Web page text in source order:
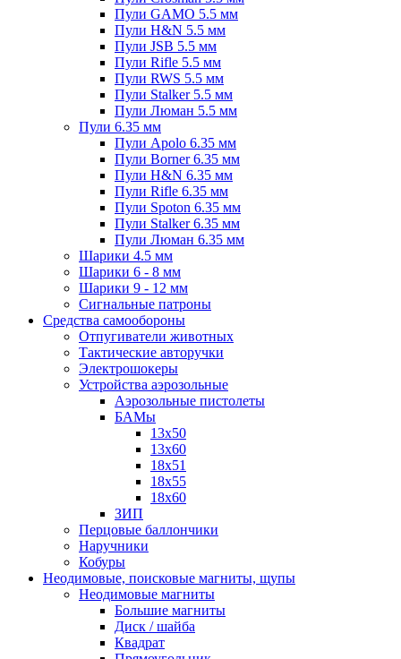
Пули GAMO 5.5 мм
Пули H&N 5.5 мм
Пули JSB 5.5 мм
Пули Rifle 5.5 мм
Пули RWS 5.5 мм
Пули Stalker 5.5 мм
Пули Люман 5.5 мм
Пули 6.35 мм
Пули Apolo 6.35 мм
Пули Borner 6.35 мм
Пули H&N 6.35 мм
Пули Rifle 6.35 мм
Пули Spoton 6.35 мм
Пули Stalker 6.35 мм
Пули Люман 6.35 мм
Шарики 4.5 мм
Шарики 6 - 8 мм
Шарики 9 - 12 мм
Сигнальные патроны
Средства самообороны
Отпугиватели животных
Тактические авторучки
Электрошокеры
Устройства аэрозольные
Аэрозольные пистолеты
БАМы
13х50
13х60
18х51
18х55
18х60
ЗИП
Перцовые баллончики
Наручники
Кобуры
Неодимовые, поисковые магниты, щупы
Неодимовые магниты
Большие магниты
Диск / шайба
Квадрат